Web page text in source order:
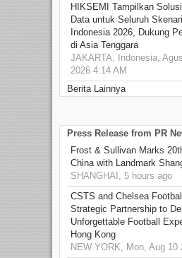
HIKSEMI Tampilkan
Data untuk Seluruh
Indonesia 2026, Dukung
di Asia Tenggara
JAKARTA, Indonesia,
2026 4:14 AM
Berita Lainnya
Press Release from PR
Frost & Sullivan Marks
China with Landmark
SHANGHAI, 5 hours ago
CSTS and Chelsea
Strategic Partnership to
Unforgettable Football
Hong Kong
NEW YORK, Mon, Aug 10